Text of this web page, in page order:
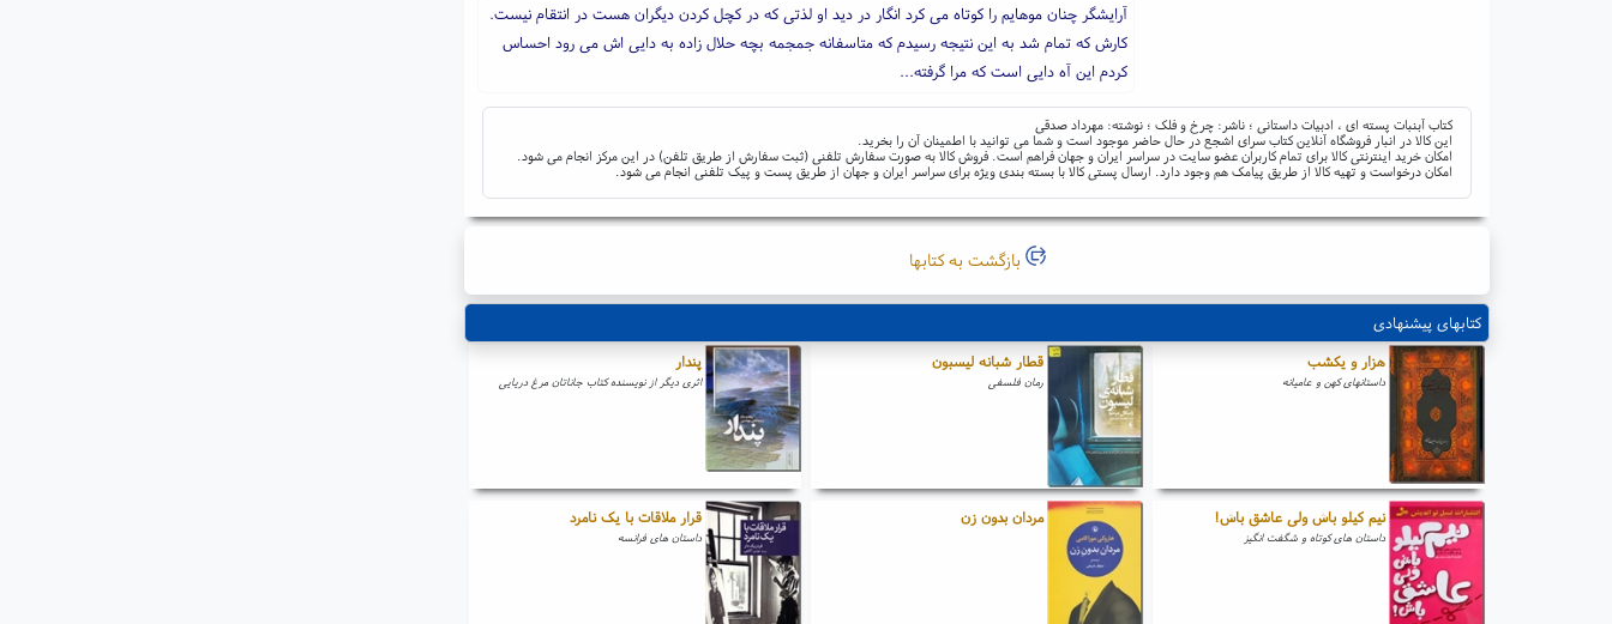
آرایشگر چنان موهایم را کوتاه می کرد انگار در دید او لذتی که در کچل کردن دیگران هست در انتقام نیست.
کارش که تمام شد به این نتیجه رسیدم که متاسفانه جمجمه بچه حلال زاده به دایی اش می رود احساس
کردم این آه دایی است که مرا گرفته...
کتاب آبنبات پسته ای ، ادبیات داستانی ؛ ناشر: چرخ و فلک ؛ نوشته: مهرداد صدقی
این کالا در انبار فروشگاه آنلاین کتاب سرای اشجع در حال حاضر موجود است و شما می توانید با اطمینان آن را بخرید.
امکان خرید اینترنتی کالا برای تمام کاربران عضو سایت در سراسر ایران و جهان فراهم است. فروش کالا به صورت سفارش تلفنی (ثبت سفارش از طریق تلفن) در این مرکز انجام می شود.
امکان درخواست و تهیه کالا از طریق پیامک هم وجود دارد. ارسال پستی کالا با بسته بندی ویژه برای سراسر ایران و جهان از طریق پست و پیک تلفنی انجام می شود.
بازگشت به کتابها
کتابهای پیشنهادی
هزار و یکشب
داستانهای کهن و عامیانه
قطار شبانه لیسبون
رمان فلسفی
پندار
اثری دیگر از نویسنده کتاب جاناتان مرغ دریایی
نیم کیلو باش ولی عاشق باش!
داستان های کوتاه و شگفت انگیز
مردان بدون زن قرار ملاقات با یک نامرد
داستان های فرانسه